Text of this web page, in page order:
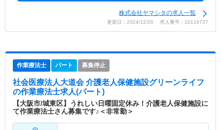
株式会社ヤマシタの求人一覧
更新日：2024/12/26 求人番号：10116737
作業療法士 パート 募集停止
社会医療法人大道会 介護老人保健施設グリーンライフ
の作業療法士求人(パート)
【大阪市/城東区】うれしい日曜固定休み！介護老人保健施設に
て作業療法士さん募集です♪＜非常勤＞